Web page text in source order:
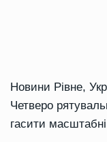
Новини Рівне,
Четверо
гасити